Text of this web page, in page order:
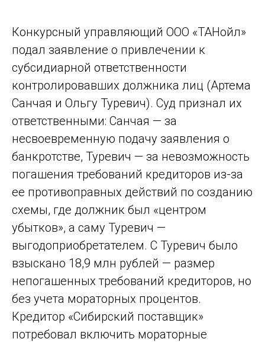
Конкурсный управляющий ООО «ТАНойл»
подал заявление о привлечении к
субсидиарной ответственности
контролировавших должника лиц (Артема
Санчая и Ольгу Туревич). Суд признал их
ответственными: Санчая — за
несвоевременную подачу заявления о
банкротстве, Туревич — за невозможность
погашения требований кредиторов из-за
ее противоправных действий по созданию
схемы, где должник был «центром
убытков», а саму Туревич —
выгодоприобретателем. С Туревич было
взыскано 18,9 млн рублей — размер
непогашенных требований кредиторов, но
без учета мораторных процентов.
Кредитор «Сибирский поставщик»
потребовал включить мораторные